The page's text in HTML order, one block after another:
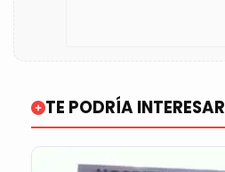
TE PODRÍA INTERESAR